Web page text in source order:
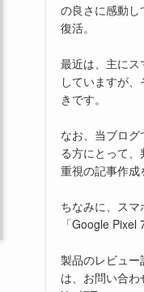
の良さに感動
復活。
最近は、主に
していますが
きです。
なお、当ブロ
る方にとって
重視の記事作成
ちなみに、ス
「Google Pixel
製品のレビュ
は、お問い合わ